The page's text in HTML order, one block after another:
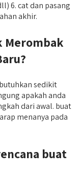
6. cat dan pasang
akhir.
Merombak
sedikit
apakah anda
dari awal. buat
menanya pada
buat